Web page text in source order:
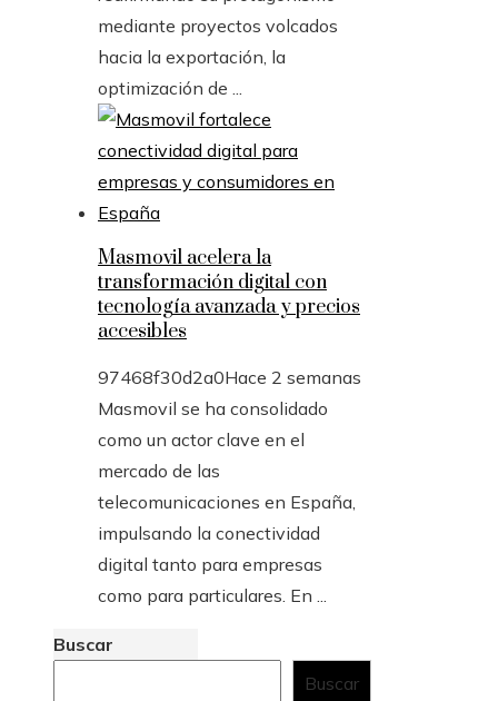
mediante proyectos volcados
hacia la exportación, la
optimización de ...
Masmovil acelera la
transformación digital con
tecnología avanzada y precios
accesibles
97468f30d2a0Hace 2 semanas
Masmovil se ha consolidado
como un actor clave en el
mercado de las
telecomunicaciones en España,
impulsando la conectividad
digital tanto para empresas
como para particulares. En ...
Buscar
Buscar